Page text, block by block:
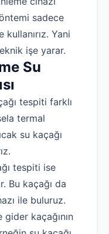
sadece
Yani
işe yarar.
Su
tespiti farklı
termal
su kaçağı
tespiti ise
Bu kaçağı da
ile buluruz.
kaçağının